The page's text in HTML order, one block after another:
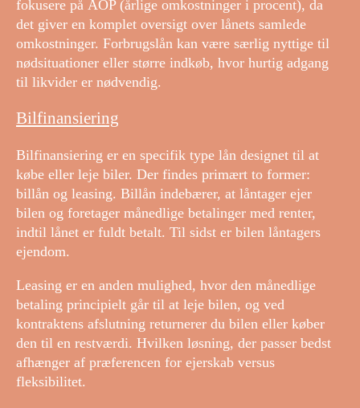
fokusere på ÅOP (årlige omkostninger i procent), da
det giver en komplet oversigt over lånets samlede
omkostninger. Forbrugslån kan være særlig nyttige til
nødsituationer eller større indkøb, hvor hurtig adgang
til likvider er nødvendig.
Bilfinansiering
Bilfinansiering er en specifik type lån designet til at
købe eller leje biler. Der findes primært to former:
billån og leasing. Billån indebærer, at låntager ejer
bilen og foretager månedlige betalinger med renter,
indtil lånet er fuldt betalt. Til sidst er bilen låntagers
ejendom.
Leasing er en anden mulighed, hvor den månedlige
betaling principielt går til at leje bilen, og ved
kontraktens afslutning returnerer du bilen eller køber
den til en restværdi. Hvilken løsning, der passer bedst
afhænger af præferencen for ejerskab versus
fleksibilitet.